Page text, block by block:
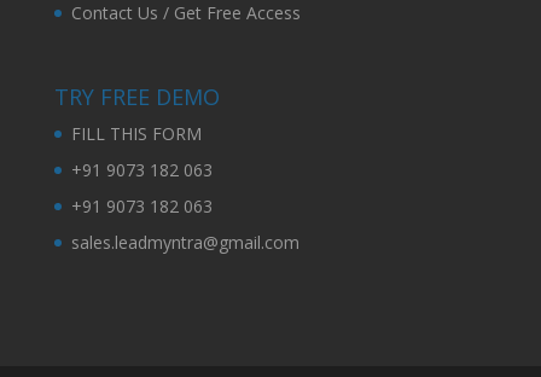
Contact Us / Get Free Access
TRY FREE DEMO
FILL THIS FORM
+91 9073 182 063
+91 9073 182 063
sales.leadmyntra@gmail.com